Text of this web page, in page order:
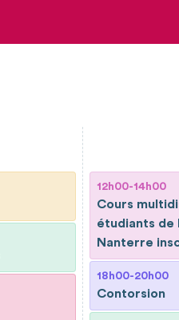
12h00-14h00
Cours
étudiants de
Nanterre
18h00-20h00
Contorsion